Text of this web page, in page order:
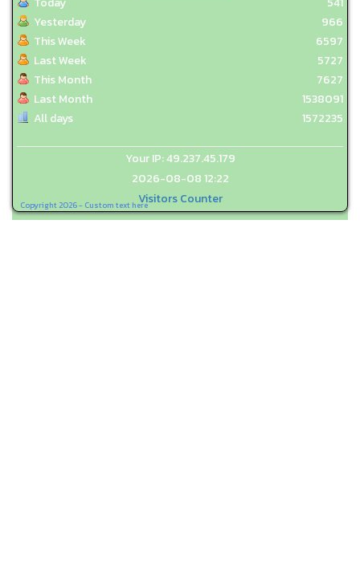
Copyright 2026 - Custom text here
Yesterday
This Week
Last Week
This Month
Last Month
All days
966
6597
5727
7627
1538091
1572235
Your IP: 49.237.45.179
2026-08-08 12:22
Visitors Counter